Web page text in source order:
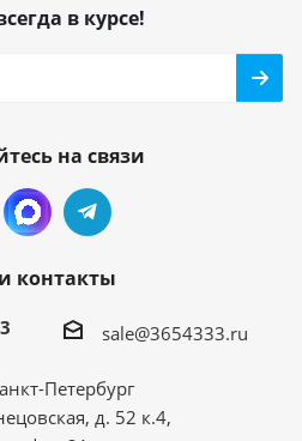
в курсе!
на связи
контакты
sale@3654333.ru
Петербург
д. 52 к.4,